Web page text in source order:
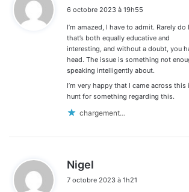
t
:
6 octobre 2023 à 19h55
I’m amazed, I have to admit. Rarely
that’s both equally educative and
interesting, and without a doubt, you
head. The issue is something not
speaking intelligently about.
I’m very happy that I came across this
hunt for something regarding this.
chargement…
Nigel
t
7 octobre 2023 à 1h21